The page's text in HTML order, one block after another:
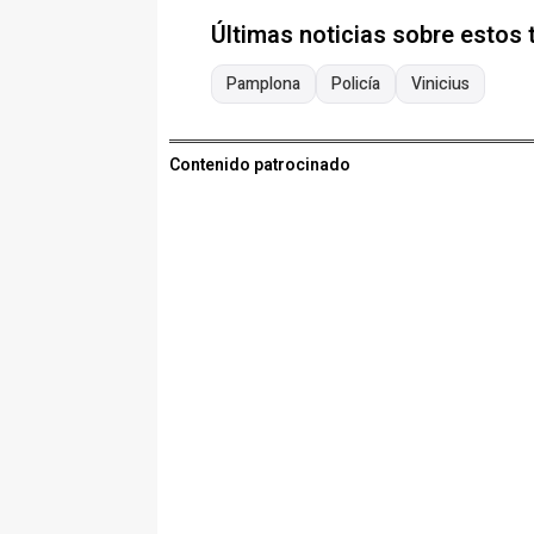
Últimas noticias sobre estos
Pamplona Policía Vinicius
Contenido patrocinado